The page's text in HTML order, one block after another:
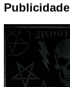
Publicidade